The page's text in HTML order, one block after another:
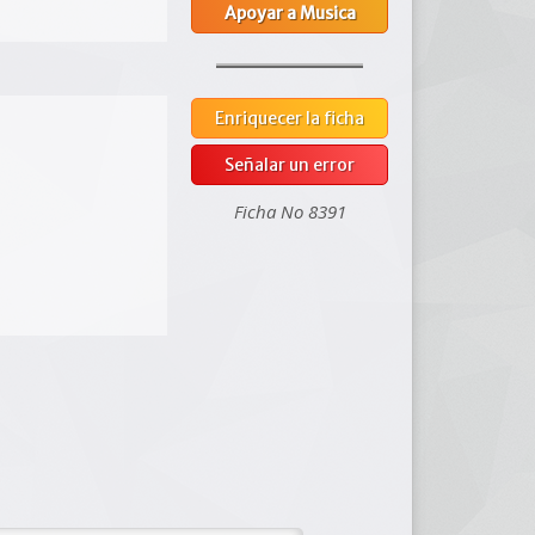
Apoyar a Musica
Enriquecer la ficha
Señalar un error
Ficha No 8391